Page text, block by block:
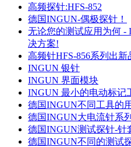
高频探针:HFS-852
德国INGUN-偶极探针！
无论您的测试应用为何 -
决方案!
高频针HFS-856系列出新
INGUN 银针
INGUN 界面模块
INGUN 最小的电动标记
德国INGUN不同工具的
德国INGUN大电流针系
德国INGUN测试探针-针
德国INGUN不同的测试